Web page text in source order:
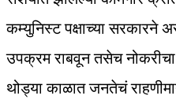
कम्युनिस्ट पक्षाच्या सरकारने
उपक्रम राबवून तसेच
थोड्या काळात जनतेचं